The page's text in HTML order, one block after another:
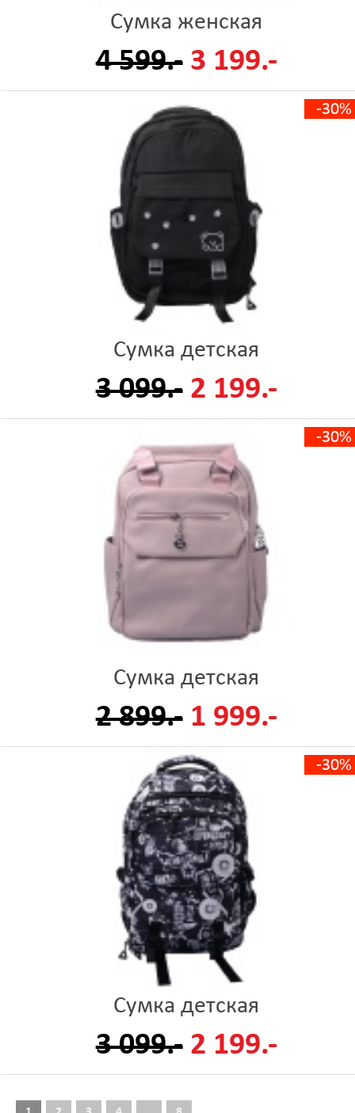
Сумка женская
4 599.- 3 199.-
-30%
Сумка детская
3 099.- 2 199.-
-30%
Сумка детская
2 899.- 1 999.-
-30%
Сумка детская
3 099.- 2 199.-